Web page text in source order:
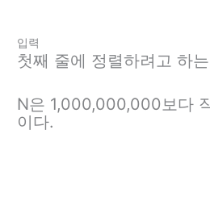
입력
첫째 줄에 정렬하려고 하
N은 1,000,000,000보다
이다.